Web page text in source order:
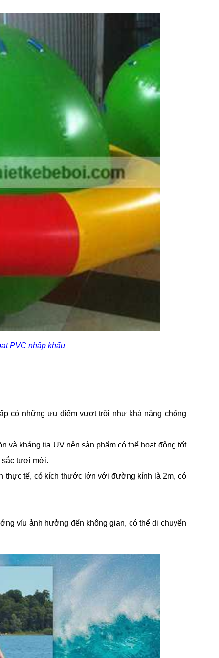
PVC nhập khẩu
có những ưu điểm vượt trội như khả năng chống
và kháng tia UV nên sản phẩm có thể hoạt động tốt
sắc tươi mới.
thực tế, có kích thước lớn với đường kính là 2m, có
víu ảnh hưởng đến không gian, có thể di chuyển